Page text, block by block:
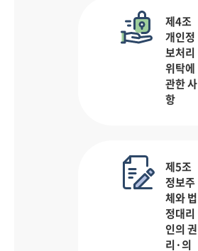
제4조
개인정
보처리
위탁에
관한 사
항
제5조
정보주
체와 법
정대리
인의 권
리·의